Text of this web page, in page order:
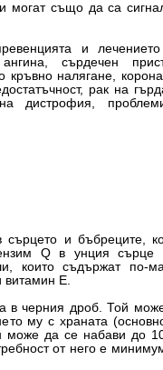
могат също да са
и
сърдечен
кръвно налягане,
рак на
дистрофия,
сърцето и бъбреците,
Q в унция сърце
които съдържат по-
витамин Е.
в черния дроб. Той
му с храната
може да се набави до
от него е